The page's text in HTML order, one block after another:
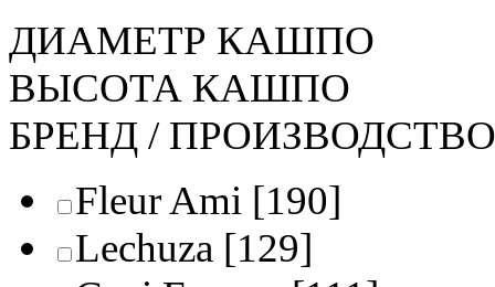
ДИАМЕТР КАШПО
ВЫСОТА КАШПО
БРЕНД / ПРОИЗВОДСТВО
Fleur Ami [190]
Lechuza [129]